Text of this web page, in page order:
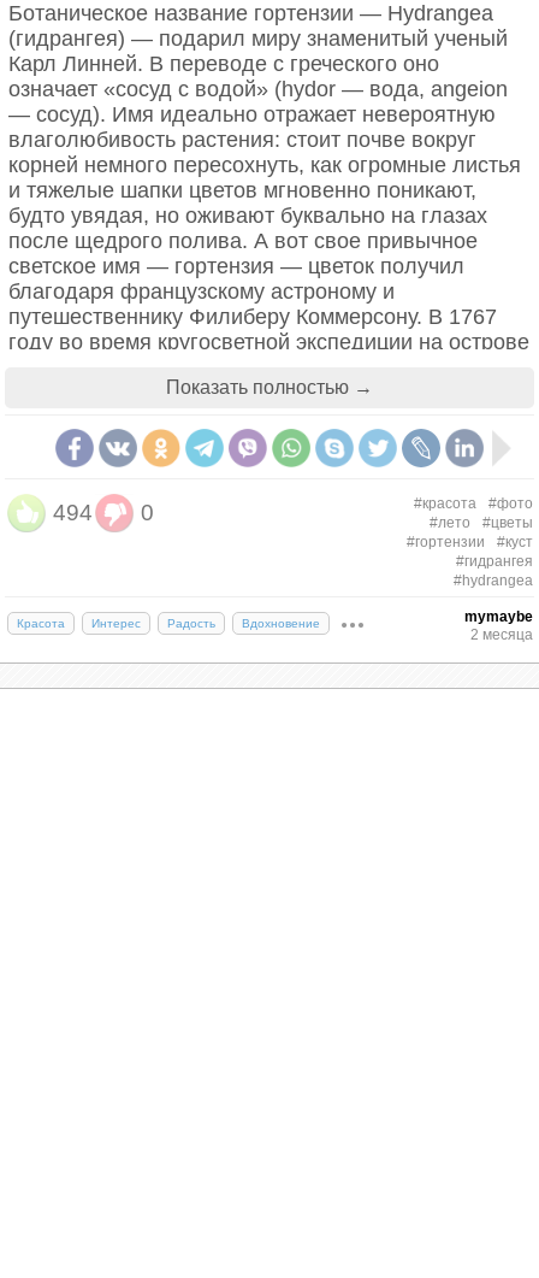
Ботаническое название гортензии — Hydrangea
(гидрангея) — подарил миру знаменитый ученый
Карл Линней. В переводе с греческого оно
означает «сосуд с водой» (hydor — вода, angeion
— сосуд). Имя идеально отражает невероятную
влаголюбивость растения: стоит почве вокруг
корней немного пересохнуть, как огромные листья
и тяжелые шапки цветов мгновенно поникают,
будто увядая, но оживают буквально на глазах
после щедрого полива. А вот свое привычное
светское имя — гортензия — цветок получил
благодаря французскому астроному и
путешественнику Филиберу Коммерсону. В 1767
году во время кругосветной экспедиции на острове
цветущий куст и назвал его в честь своей
сопровождала его в плавании, переодевшись
юнгой.
Показать полностью →
494 0 #красота
#фото
#лето
#цветы
#гортензии
#куст
#гидрангея
#hydrangea
Красота Интерес Радость Вдохновение
mymaybe
2 месяца